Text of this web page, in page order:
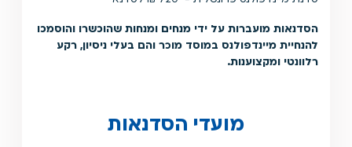
הסדנאות מועברות על ידי מנחים ומנחות שהוכשרו והוסמכו
להנחיית מיינדפולנס במוסד מוכר והם בעלי ניסיון, רקע
רלוונטי ומקצוענות.
מועדי הסדנאות